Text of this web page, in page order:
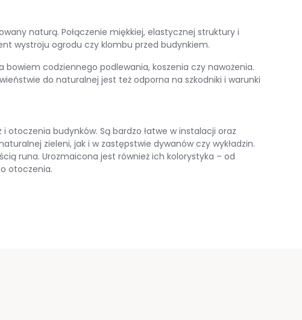
naturą. Połączenie miękkiej, elastycznej struktury i
wystroju ogrodu czy klombu przed budynkiem.
codziennego podlewania, koszenia czy nawożenia.
do naturalnej jest też odporna na szkodniki i warunki
budynków. Są bardzo łatwe w instalacji oraz
zieleni, jak i w zastępstwie dywanów czy wykładzin.
runa. Urozmaicona jest również ich kolorystyka – od
otoczenia.